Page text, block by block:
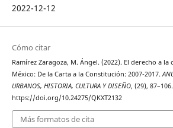
2022-12-12
Cómo citar
Ramírez Zaragoza, M. Ángel. (2022). El derecho a
México: De la Carta a la Constitución: 2007-2017.
URBANOS, HISTORIA, CULTURA Y DISEÑO, (29), 87–106.
https://doi.org/10.24275/QKXT2132
Más formatos de cita